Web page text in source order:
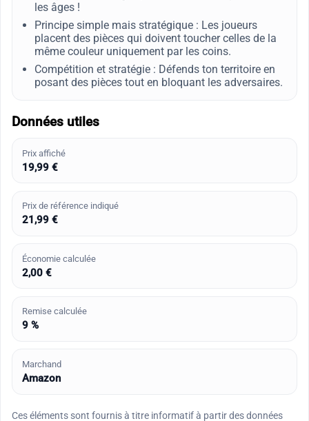
les âges !
Principe simple mais stratégique : Les joueurs
placent des pièces qui doivent toucher celles de la
même couleur uniquement par les coins.
Compétition et stratégie : Défends ton territoire en
posant des pièces tout en bloquant les adversaires.
Données utiles
Prix affiché
19,99 €
Prix de référence indiqué
21,99 €
Économie calculée
2,00 €
Remise calculée
9 %
Marchand
Amazon
Ces éléments sont fournis à titre informatif à partir des données